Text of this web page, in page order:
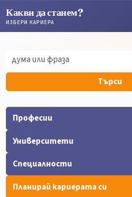
Какви да станем?
ИЗБЕРИ КАРИЕРА
Търси
Професии
Университети
Специалности
Планирай кариерата си